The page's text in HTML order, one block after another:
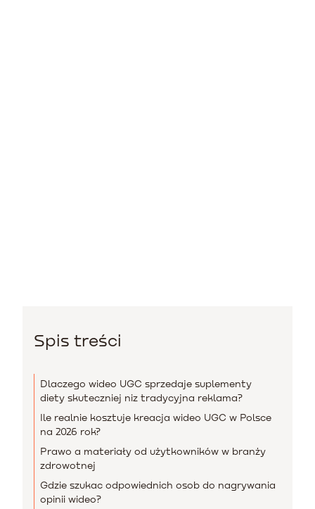
Spis treści
Dlaczego wideo UGC sprzedaje suplementy
diety skuteczniej niz tradycyjna reklama?
Ile realnie kosztuje kreacja wideo UGC w Polsce
na 2026 rok?
Prawo a materiały od użytkowników w branży
zdrowotnej
Gdzie szukac odpowiednich osob do nagrywania
opinii wideo?